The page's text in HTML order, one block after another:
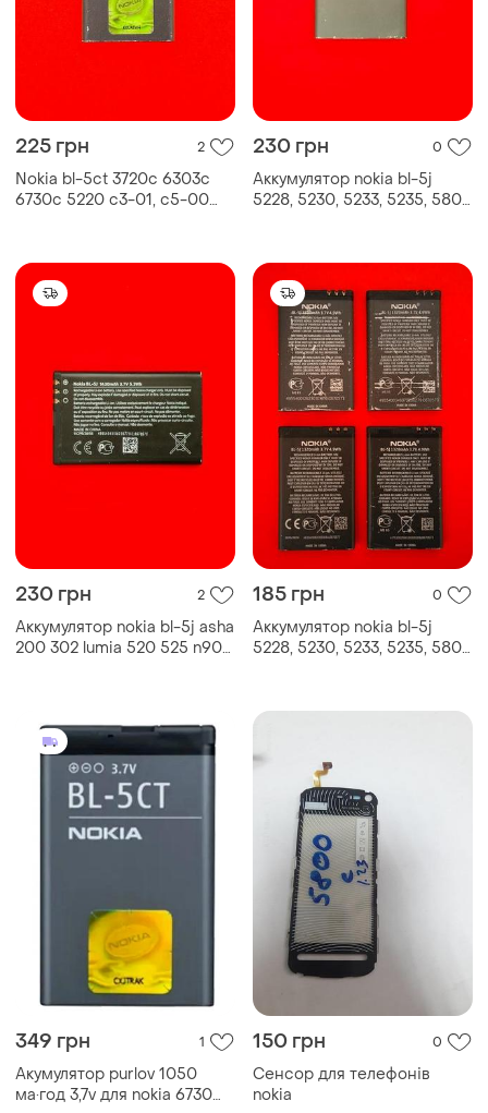
225 грн 2
Nokia bl-5ct 3720c 6303c
6730c 5220 c3-01, c5-00
230 грн 0
Аккумулятор nokia bl-5j
5228, 5230, 5233, 5235, 5800
230 грн 2
Аккумулятор nokia bl-5j asha
200 302 lumia 520 525 n900
185 грн 0
Аккумулятор nokia bl-5j
5228, 5230, 5233, 5235, 5800
349 грн 1
Акумулятор purlov 1050
ма·год 3,7v для nokia 6730
150 грн 0
Сенсор для телефонів
nokia